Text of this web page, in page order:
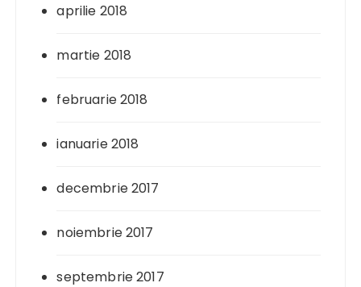
aprilie 2018
martie 2018
februarie 2018
ianuarie 2018
decembrie 2017
noiembrie 2017
septembrie 2017